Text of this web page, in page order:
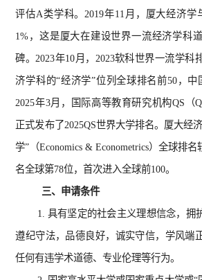
评估A类学科。2019年11月，厦大经济学
1%，这是厦大在建设世界一流经济学科
碑。2023年10月，2023软科世界一流学科
济学科的“经济学”位列全球排名前50，中
2025年3月，国际高等教育研究机构QS（
正式发布了2025QS世界大学排名。厦大经
学”（Economics & Econometrics）全球排
名全球第78位，首次进入全球前100。
三、申请条件
1.
具有坚定的社会主义理想信念，拥
遵纪守法，品德良好，诚实守信，学风端
任何有违学术道德、专业伦理等行为。